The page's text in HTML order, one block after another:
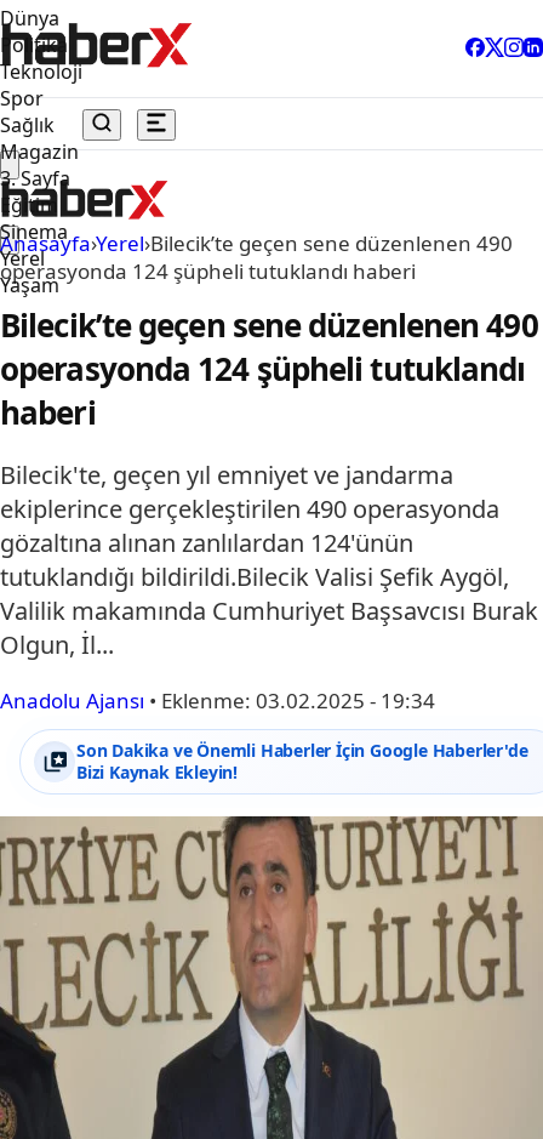
Dünya
Politika
Teknoloji
Spor
Sağlık
Magazin
3. Sayfa
Eğitim
Sinema
Yerel
Yaşam
Anasayfa›Yerel›Bilecik’te geçen sene düzenlenen 490
operasyonda 124 şüpheli tutuklandı haberi
Bilecik’te geçen sene düzenlenen 490
operasyonda 124 şüpheli tutuklandı
haberi
Bilecik'te, geçen yıl emniyet ve jandarma
ekiplerince gerçekleştirilen 490 operasyonda
gözaltına alınan zanlılardan 124'ünün
tutuklandığı bildirildi.Bilecik Valisi Şefik Aygöl,
Valilik makamında Cumhuriyet Başsavcısı Burak
Olgun, İl...
Anadolu Ajansı • Eklenme: 03.02.2025 - 19:34
Son Dakika ve Önemli Haberler İçin Google Haberler'de
Bizi Kaynak Ekleyin!